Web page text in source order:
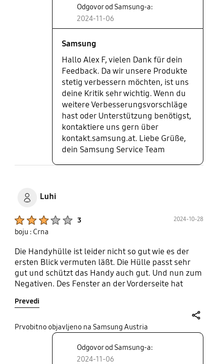
Odgovor od Samsung-a:
2024-11-06
Samsung
Hallo Alex F, vielen Dank für dein
Feedback. Da wir unsere Produkte
stetig verbessern möchten, ist uns
deine Kritik sehr wichtig. Wenn du
weitere Verbesserungsvorschläge
hast oder Unterstützung benötigst,
kontaktiere uns gern über
kontakt.samsung.at. Liebe Grüße,
dein Samsung Service Team
Luhi
3 2024-10-28
boju : Crna
Die Handyhülle ist leider nicht so gut wie es der
ersten Blick vermuten läßt. Die Hülle passt sehr
gut und schützt das Handy auch gut. Und nun zum
Negativen. Des Fenster an der Vorderseite hat
auch kein Schutz an dieser Stelle. Klappt man die
besser halten zu können, beim Fotografieren zum
Beispiel ist der Ausschnitt (Fenster,Loch) zu klein
und deckt die untere Fotolinse teilweise ab.
Prevedi
Prvobitno objavljeno na Samsung Austria
Odgovor od Samsung-a:
2024-11-06